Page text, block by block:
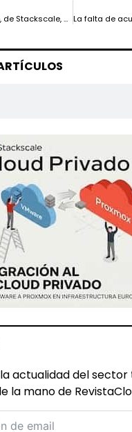
David Carrero, de Stackscale, participa en el primer documental sobre ciberseguridad hecho en España
actualidad del
la mano de